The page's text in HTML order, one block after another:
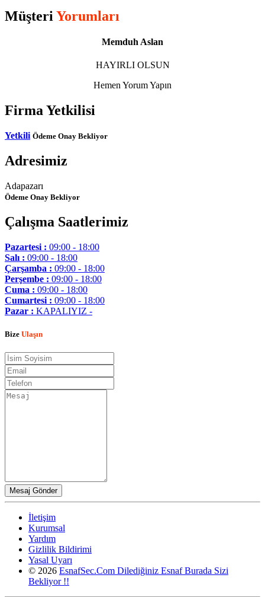
Müşteri Yorumları
Memduh Aslan
HAYIRLI OLSUN
Hemen Yorum Yapın
Firma Yetkilisi
Yetkili Ödeme Onay Bekliyor
Adresimiz
Adapazarı
Ödeme Onay Bekliyor
Çalışma Saatlerimiz
Pazartesi : 09:00 - 18:00
Salı : 09:00 - 18:00
Çarşamba : 09:00 - 18:00
Perşembe : 09:00 - 18:00
Cuma : 09:00 - 18:00
Cumartesi : 09:00 - 18:00
Pazar : KAPALIYIZ -
Bize Ulaşın
İletişim
Kurumsal
Yardım
Gizlilik Bildirimi
Yasal Uyarı
© 2026 EsnafSec.Com Dilediğiniz Esnaf Burada Sizi
Bekliyor !!